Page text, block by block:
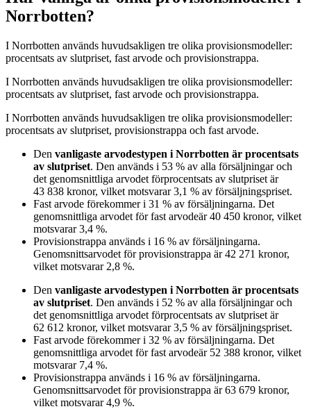
Norrbotten?
I Norrbotten används huvudsakligen tre olika provisionsmodeller:
procentsats av slutpriset, fast arvode och provisionstrappa.
I Norrbotten används huvudsakligen tre olika provisionsmodeller:
procentsats av slutpriset, fast arvode och provisionstrappa.
I Norrbotten används huvudsakligen tre olika provisionsmodeller:
procentsats av slutpriset, provisionstrappa och fast arvode.
Den vanligaste arvodestypen i Norrbotten är procentsats
av slutpriset. Den används i 53 % av alla försäljningar och
det genomsnittliga arvodet förprocentsats av slutpriset är
43 838 kronor, vilket motsvarar 3,1 % av försäljningspriset.
Fast arvode förekommer i 31 % av försäljningarna. Det
genomsnittliga arvodet för fast arvodeär 40 450 kronor, vilket
motsvarar 3,4 %.
Provisionstrappa används i 16 % av försäljningarna.
Genomsnittsarvodet för provisionstrappa är 42 271 kronor,
vilket motsvarar 2,8 %.
Den vanligaste arvodestypen i Norrbotten är procentsats
av slutpriset. Den används i 52 % av alla försäljningar och
det genomsnittliga arvodet förprocentsats av slutpriset är
62 612 kronor, vilket motsvarar 3,5 % av försäljningspriset.
Fast arvode förekommer i 32 % av försäljningarna. Det
genomsnittliga arvodet för fast arvodeär 52 388 kronor, vilket
motsvarar 7,4 %.
Provisionstrappa används i 16 % av försäljningarna.
Genomsnittsarvodet för provisionstrappa är 63 679 kronor,
vilket motsvarar 4,9 %.